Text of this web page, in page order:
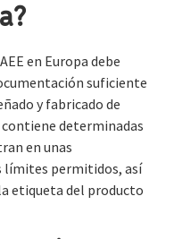
en Europa debe
suficiente
y fabricado de
determinadas
en unas
límites permitidos, así
etiqueta del producto